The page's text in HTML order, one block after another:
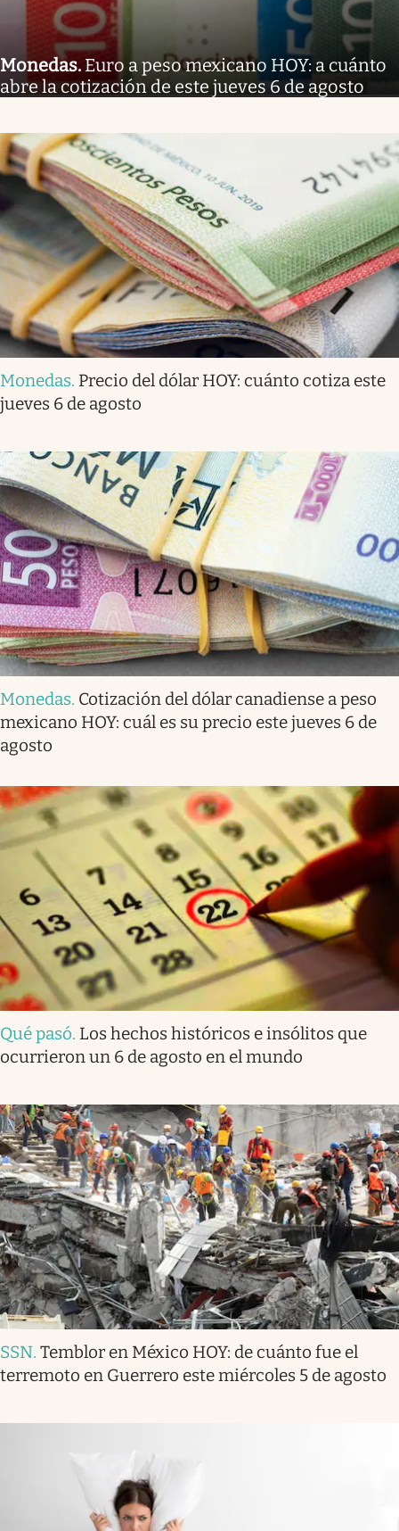
Monedas. Euro a peso mexicano HOY: a cuánto
abre la cotización de este jueves 6 de agosto
Monedas. Precio del dólar HOY: cuánto cotiza este
jueves 6 de agosto
Monedas. Cotización del dólar canadiense a peso
mexicano HOY: cuál es su precio este jueves 6 de
agosto
Qué pasó. Los hechos históricos e insólitos que
ocurrieron un 6 de agosto en el mundo
SSN. Temblor en México HOY: de cuánto fue el
terremoto en Guerrero este miércoles 5 de agosto